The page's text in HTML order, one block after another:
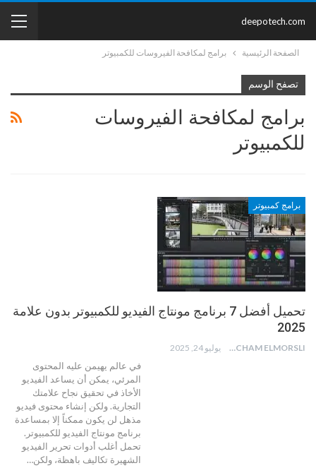
deepotech.com
الصفحة الرئيسية برامج لمكافحة الفيروسات للكمبيوتر
تصفح الوسم
برامج لمكافحة الفيروسات
للكمبيوتر
برامج كمبيوتر
تحميل أفضل 7 برنامج مونتاج الفيديو للكمبيوتر بدون علامة
2025
HICHAM ELMORSLI يوليو 24, 2025
في عالم يهيمن عليه المحتوى
المرئي، يمكن أن يساعد الفيديو
الأخاذ في تحقيق نجاح علامتك
التجارية. ولكن إنشاء محتوى فيديو
مذهل لن يكون ممكناً إلا بمساعدة
برنامج مونتاج الفيديو للكمبيوتر.
تحمل أغلب أدوات تحرير الفيديو
الشهيرة تكاليف باهظة، ولكن…